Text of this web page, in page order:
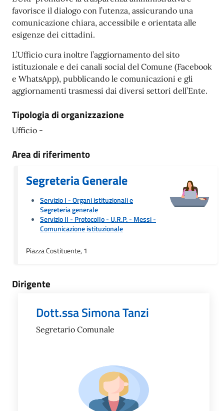
favorisce il dialogo con l’utenza, assicurando una
comunicazione chiara, accessibile e orientata alle
esigenze dei cittadini.
L’Ufficio cura inoltre l’aggiornamento del sito
istituzionale e dei canali social del Comune (Facebook
e WhatsApp), pubblicando le comunicazioni e gli
aggiornamenti trasmessi dai diversi settori dell’Ente.
Tipologia di organizzazione
Ufficio -
Area di riferimento
Segreteria Generale
Servizio I - Organi istituzionali e
Segreteria generale
Servizio II - Protocollo - U.R.P. - Messi-
Comunicazione istituzionale
Piazza Costituente, 1
Dirigente
Dott.ssa Simona Tanzi
Segretario Comunale